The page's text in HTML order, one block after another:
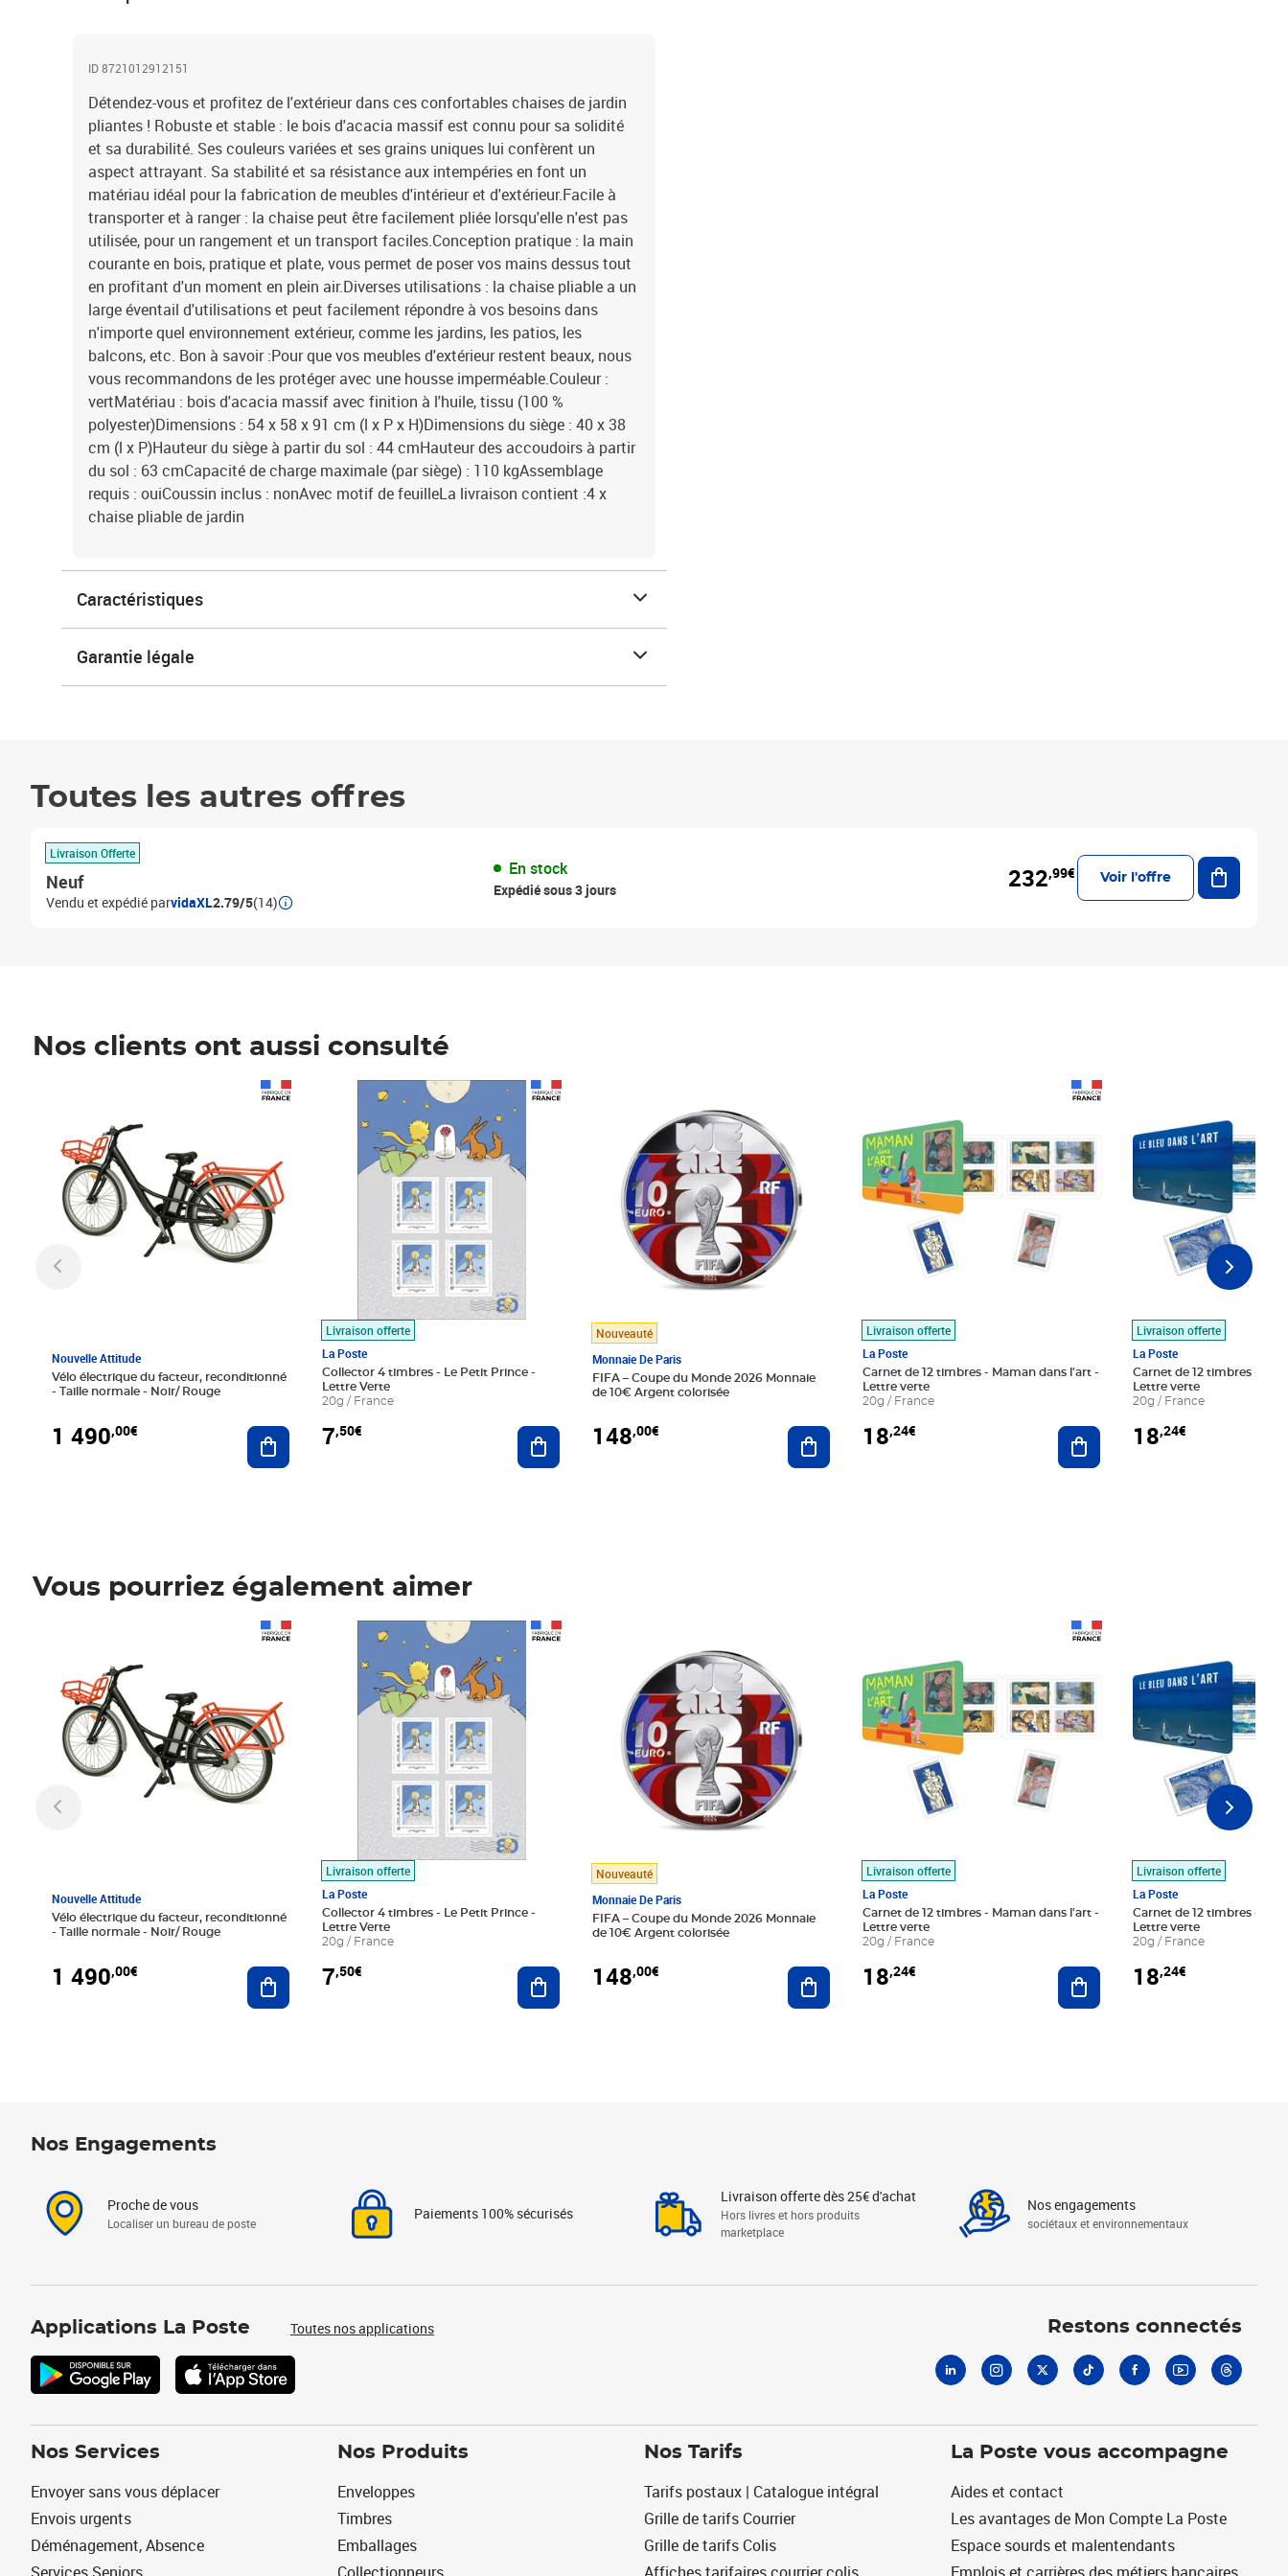
ID 8721012912151
Détendez-vous et profitez de l'extérieur dans ces confortables chaises de jardin
pliantes ! Robuste et stable : le bois d'acacia massif est connu pour sa solidité
et sa durabilité. Ses couleurs variées et ses grains uniques lui confèrent un
aspect attrayant. Sa stabilité et sa résistance aux intempéries en font un
matériau idéal pour la fabrication de meubles d'intérieur et d'extérieur.Facile à
transporter et à ranger : la chaise peut être facilement pliée lorsqu'elle n'est pas
utilisée, pour un rangement et un transport faciles.Conception pratique : la main
courante en bois, pratique et plate, vous permet de poser vos mains dessus tout
en profitant d'un moment en plein air.Diverses utilisations : la chaise pliable a un
large éventail d'utilisations et peut facilement répondre à vos besoins dans
n'importe quel environnement extérieur, comme les jardins, les patios, les
balcons, etc. Bon à savoir :Pour que vos meubles d'extérieur restent beaux, nous
vous recommandons de les protéger avec une housse imperméable.Couleur :
vertMatériau : bois d'acacia massif avec finition à l'huile, tissu (100 %
polyester)Dimensions : 54 x 58 x 91 cm (l x P x H)Dimensions du siège : 40 x 38
cm (l x P)Hauteur du siège à partir du sol : 44 cmHauteur des accoudoirs à partir
du sol : 63 cmCapacité de charge maximale (par siège) : 110 kgAssemblage
requis : ouiCoussin inclus : nonAvec motif de feuilleLa livraison contient :4 x
chaise pliable de jardin
Caractéristiques
Garantie légale
Toutes les autres offres
Livraison Offerte
Neuf
Vendu et expédié parvidaXL2.79/5(14)
En stock
Expédié sous 3 jours 232,99€ Voir l'offre
Ajouter
Nos clients ont aussi consulté
Nouvelle Attitude
Vélo électrique du facteur, reconditionné
- Taille normale - Noir/ Rouge
1 490,00€ Ajouter au panier
Livraison offerte
La Poste
Collector 4 timbres - Le Petit Prince -
Lettre Verte
20g / France
7,50€
Prix 7,50€
Ajouter au panier
Nouveauté
Monnaie De Paris
FIFA – Coupe du Monde 2026 Monnaie
de 10€ Argent colorisée
148,00€ Ajouter au panier
Livraison offerte
La Poste
Carnet de 12 timbres - Maman dans l'art -
Lettre verte
20g / France
18,24€ Ajouter au panier
Livraison offerte
La Poste
Carnet de 12 timbres - Le
Lettre verte
20g / France
18,24€
Vous pourriez également aimer
Nouvelle Attitude
Vélo électrique du facteur, reconditionné
- Taille normale - Noir/ Rouge
1 490,00€ Ajouter au panier
Livraison offerte
La Poste
Collector 4 timbres - Le Petit Prince -
Lettre Verte
20g / France
7,50€
Prix 7,50€
Ajouter au panier
Nouveauté
Monnaie De Paris
FIFA – Coupe du Monde 2026 Monnaie
de 10€ Argent colorisée
148,00€ Ajouter au panier
Livraison offerte
La Poste
Carnet de 12 timbres - Maman dans l'art -
Lettre verte
20g / France
18,24€ Ajouter au panier
Livraison offerte
La Poste
Carnet de 12 timbres - Le
Lettre verte
20g / France
18,24€
Nos Engagements
Proche de vous
Localiser un bureau de poste
Paiements 100% sécurisés
Livraison offerte dès 25€ d'achat
Hors livres et hors produits
marketplace
Nos engagements
sociétaux et environnementaux
Applications La Poste Toutes nos applications Restons connectés
Nos Services
Envoyer sans vous déplacer
Envois urgents
Déménagement, Absence
Nos Produits
Enveloppes
Timbres
Emballages
Nos Tarifs
Tarifs postaux | Catalogue intégral
Grille de tarifs Courrier
Grille de tarifs Colis
La Poste vous accompagne
Aides et contact
Les avantages de Mon Compte La Poste
Espace sourds et malentendants